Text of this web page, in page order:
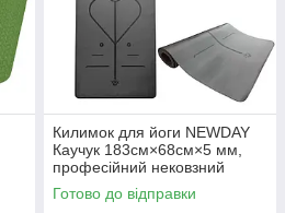
Килимок для йоги NEWDAY
Каучук 183см×68см×5 мм,
професійний нековзний
Готово до відправки